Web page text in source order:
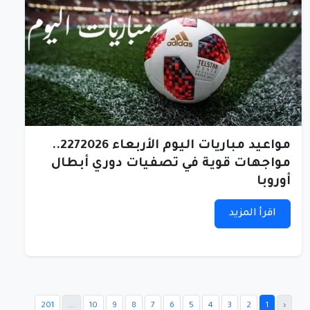
مواعيد مباريات اليوم الأربعاء 2272026..
مواجهات قوية في تصفيات دوري أبطال
أوروبا
اقرأ المزيد
‹
1
2
3
4
5
6
7
8
9
10
...
201